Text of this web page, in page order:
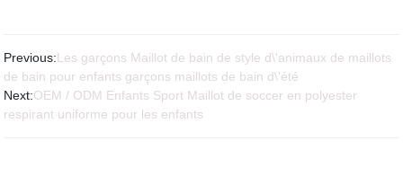
Previous:Les garçons Maillot de bain de style d\'animaux de maillots
de bain pour enfants garçons maillots de bain d\'été
Next:OEM / ODM Enfants Sport Maillot de soccer en polyester
respirant uniforme pour les enfants